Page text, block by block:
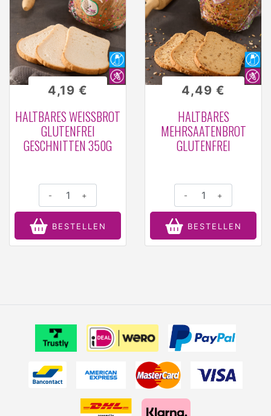
HALTBARES WEISSBROT G
LUTENFREI G
ESCHNITTEN 350G
4,19 €
- +
BESTELLEN
HALTBARES
MEHRSAATENBROT
GLUTENFREI
4,49 €
- +
BESTELLEN